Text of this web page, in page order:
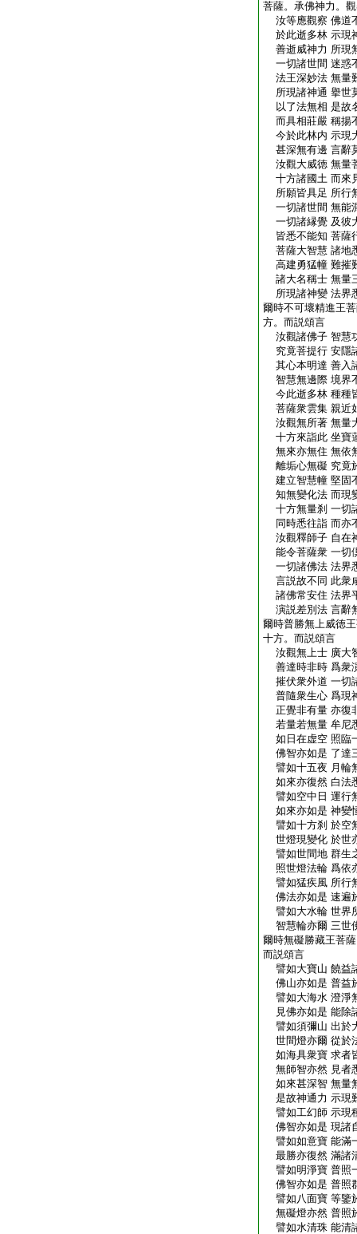
菩薩。承佛神力。
汝等應觀察 佛道
於此逝多林 示現
善逝威神力 所現
一切諸世間 迷惑
法王深妙法 無量
所現諸神通 擧世
以了法無相 是故
而具相莊嚴 稱揚
今於此林内 示現
甚深無有邊 言辭
汝觀大威徳 無量
十方諸國土 而來
所願皆具足 所行
一切諸世間 無能
一切諸縁覺 及彼
皆悉不能知 菩薩
菩薩大智慧 諸地
高建勇猛幢 難摧
諸大名稱士 無量
所現諸神變 法界
爾時不可壞精進王
方。而説頌言
汝觀諸佛子 智慧
究竟菩提行 安隱
其心本明達 善入
智慧無邊際 境界
今此逝多林 種種
菩薩衆雲集 親近
汝觀無所著 無量
十方來詣此 坐寶
無來亦無住 無依
離垢心無礙 究竟
建立智慧幢 堅固
知無變化法 而現
十方無量刹 一切
同時悉往詣 而亦
汝觀釋師子 自在
能令菩薩衆 一切
一切諸佛法 法界
言説故不同 此衆
諸佛常安住 法界
演説差別法 言辭
爾時普勝無上威徳
十方。而説頌言
汝觀無上士 廣大
善達時非時 爲衆
摧伏衆外道 一切
普隨衆生心 爲現
正覺非有量 亦復
若量若無量 牟尼
如日在虚空 照臨
佛智亦如是 了達
譬如十五夜 月輪
如來亦復然 白法
譬如空中日 運行
如來亦如是 神變
譬如十方刹 於空
世燈現變化 於世
譬如世間地 群生
照世燈法輪 爲依
譬如猛疾風 所行
佛法亦如是 速遍
譬如大水輪 世界
智慧輪亦爾 三世
爾時無礙勝藏王菩
而説頌言
譬如大寶山 饒益
佛山亦如是 普益
譬如大海水 澄淨
見佛亦如是 能除
譬如須彌山 出於
世間燈亦爾 從於
如海具衆寶 求者
無師智亦然 見者
如來甚深智 無量
是故神通力 示現
譬如工幻師 示現
佛智亦如是 現諸
譬如如意寶 能滿
最勝亦復然 滿諸
譬如明淨寶 普照
佛智亦如是 普照
譬如八面寶 等鑒
無礙燈亦然 普照
譬如水清珠 能清